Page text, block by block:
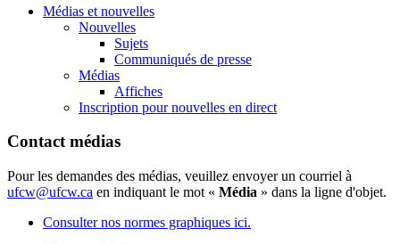
Médias et nouvelles
Nouvelles
Sujets
Communiqués de presse
Médias
Affiches
Inscription pour nouvelles en direct
Contact médias
Pour les demandes des médias, veuillez envoyer un courriel à
ufcw@ufcw.ca en indiquant le mot « Média » dans la ligne d'objet.
Consulter nos normes graphiques ici.